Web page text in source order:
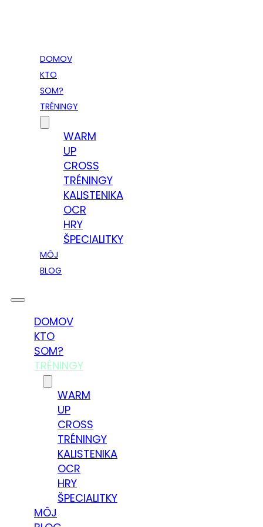
DOMOV
KTO
SOM?
TRÉNINGY
WARM
UP
CROSS
TRÉNINGY
KALISTENIKA
OCR
HRY
ŠPECIALITKY
MÔJ
BLOG
DOMOV
KTO
SOM?
TRÉNINGY
WARM
UP
CROSS
TRÉNINGY
KALISTENIKA
OCR
HRY
ŠPECIALITKY
MÔJ